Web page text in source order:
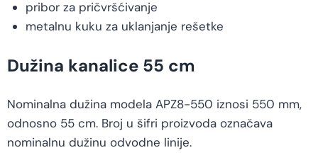
pribor za pričvršćivanje
metalnu kuku za uklanjanje rešetke
Dužina kanalice 55 cm
Nominalna dužina modela APZ8-550 iznosi 550 mm,
odnosno 55 cm. Broj u šifri proizvoda označava
nominalnu dužinu odvodne linije.